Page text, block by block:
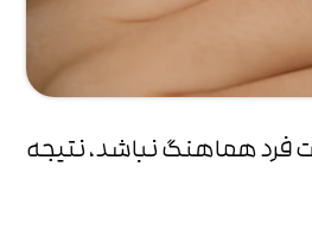
فرد هماهنگ نباشد، نتیجه